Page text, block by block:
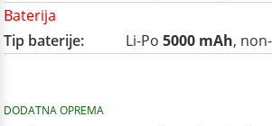
Baterija
Tip baterije:
Li-Po 5000 mAh,
DODATNA OPREMA